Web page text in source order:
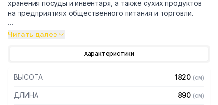
хранения посуды и инвентаря, а также сухих продуктов
на предприятиях общественного питания и торговли.
Особенности:
— Стеллаж технологический разборный
— Четыре сплошные полки из нержавеющей стали марки
AISI 430 толщиной 0,8 мм
— Расстояние между полками регулируемое с шагом 120
Читать далее
Характеристики
ВЫСОТА 1820 (см)
ДЛИНА 890 (см)